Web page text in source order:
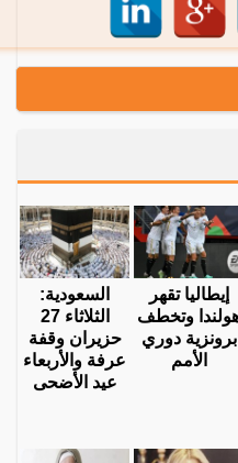
إيطاليا تقهر
وتخطف
برونزية دوري
الأمم
السعودية:
الثلاثاء 27
حزيران وقفة
عرفة والأربعاء
عيد الأضحى